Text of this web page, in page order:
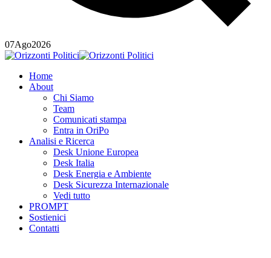
07Ago2026
Home
About
Chi Siamo
Team
Comunicati stampa
Entra in OriPo
Analisi e Ricerca
Desk Unione Europea
Desk Italia
Desk Energia e Ambiente
Desk Sicurezza Internazionale
Vedi tutto
PROMPT
Sostienici
Contatti